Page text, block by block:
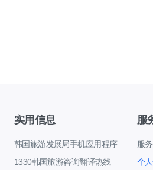
实用信息
韩国旅游发展局手机应用程序
1330韩国旅游咨询翻译热线
服
服
个